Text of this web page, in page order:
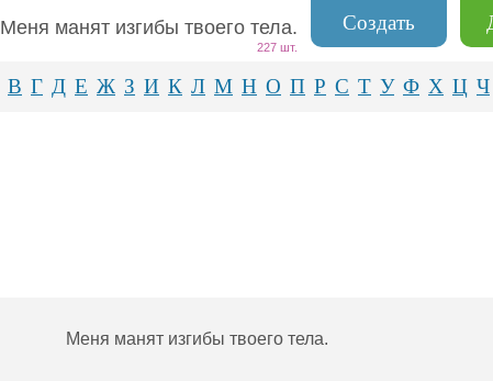
Создать
Меня манят изгибы твоего тела.
227 шт.
В Г Д Е Ж З И К Л М Н О П Р С Т У Ф Х Ц Ч
Меня манят изгибы твоего тела.